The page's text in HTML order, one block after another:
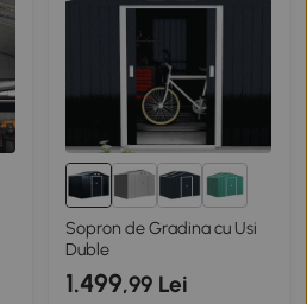
3+
Sopron de Gradina cu Usi
Duble
1.499,99 Lei